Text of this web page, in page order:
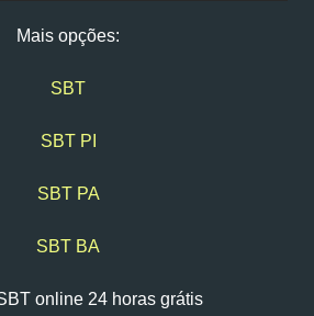
Mais opções:
SBT
SBT PI
SBT PA
SBT BA
online 24 horas grátis